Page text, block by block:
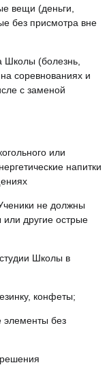
вещи (деньги,
без присмотра вне
Школы (болезнь,
соревнованиях и
с заменой
или
напитки
не должны
другие острые
Школы в
конфеты;
элементы без